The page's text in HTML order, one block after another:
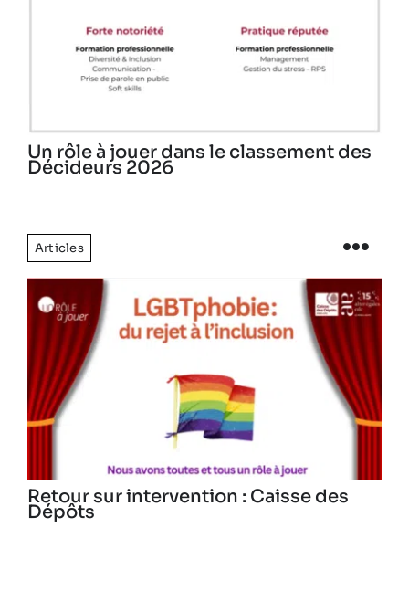
Un rôle à jouer dans le classement des
Décideurs 2026
Articles
Retour sur intervention : Caisse des
Dépôts